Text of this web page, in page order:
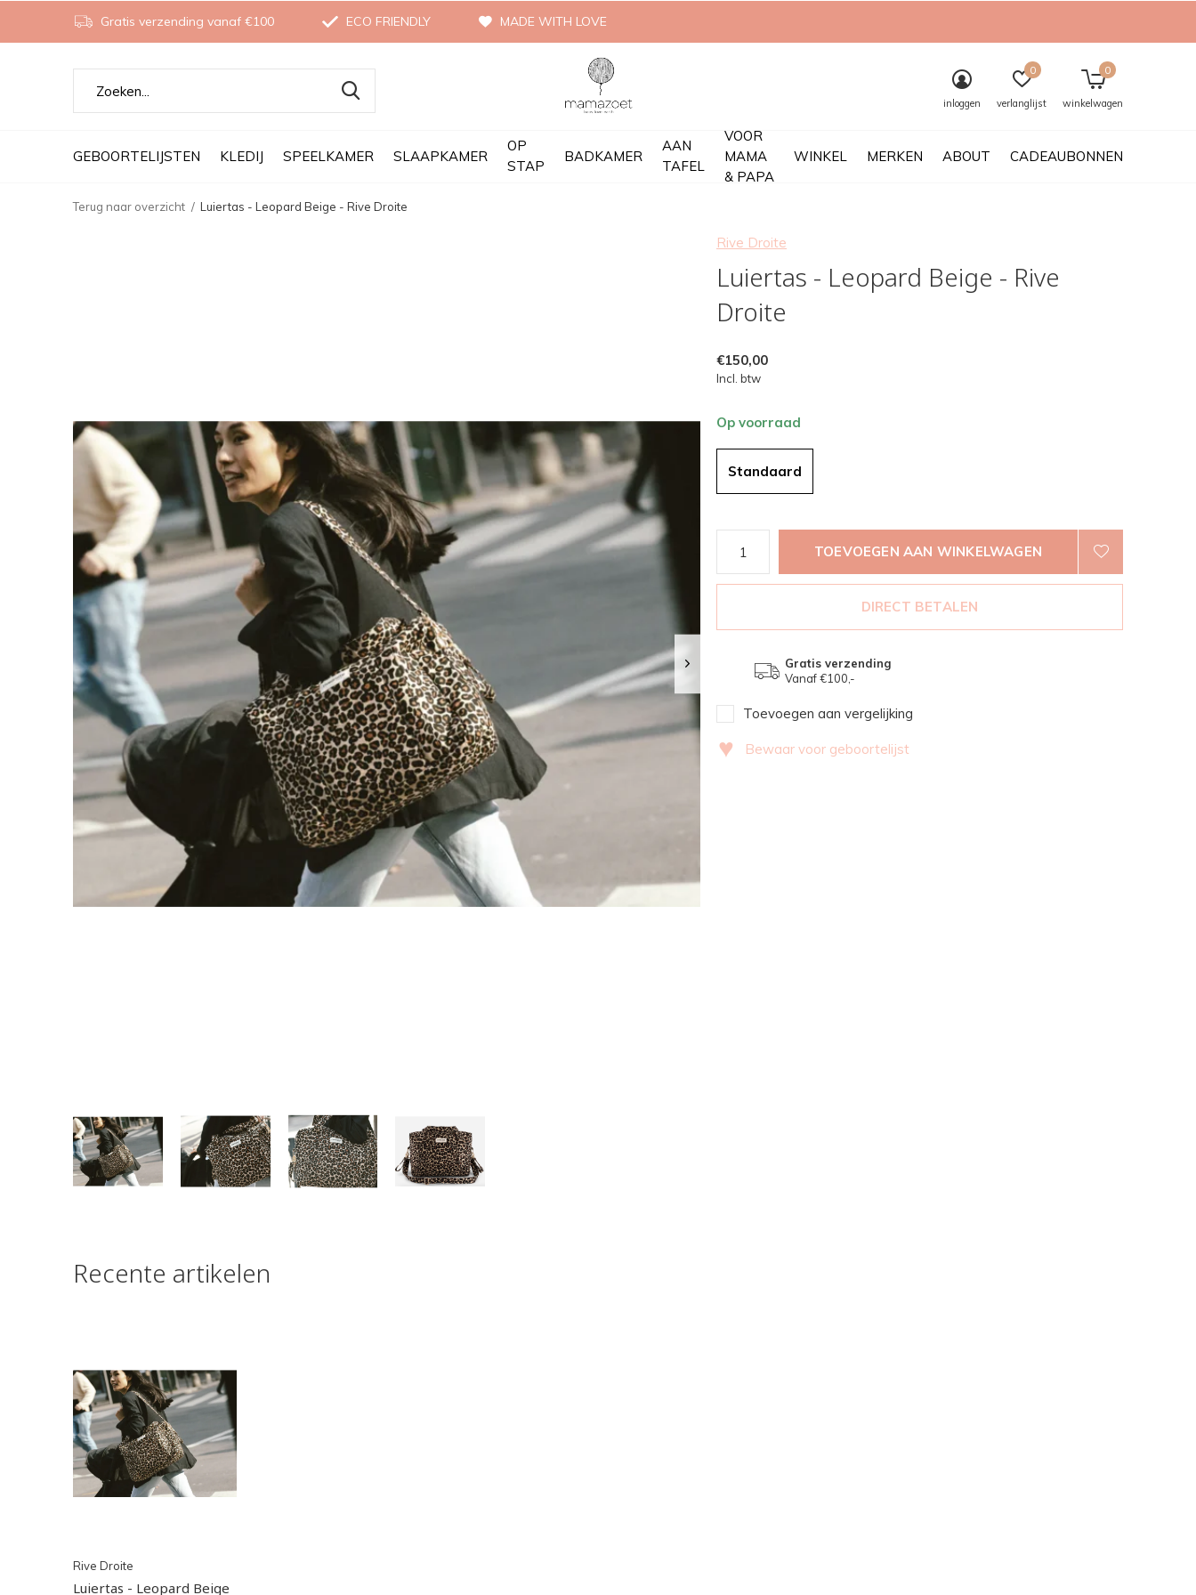
GEBOORTELIJSTEN KLEDIJ SPEELKAMER SLAAPKAMER
OP
STAP
BADKAMER
AAN
TAFEL
VOOR
MAMA
& PAPA
WINKEL MERKEN ABOUT CADEAUBONNEN
inloggen verlanglijst
0
winkelwagen
0
Gratis verzending vanaf €100 ECO FRIENDLY MADE WITH LOVE
Terug naar overzicht Luiertas - Leopard Beige - Rive Droite
Rive Droite
Luiertas - Leopard Beige - Rive
Droite
€150,00
Incl. btw
Op voorraad
Standaard
TOEVOEGEN AAN WINKELWAGEN
DIRECT BETALEN
Gratis verzending
Vanaf €100,-
Toevoegen aan vergelijking
♥ Bewaar voor geboortelijst
Recente artikelen
Rive Droite
Luiertas - Leopard Beige